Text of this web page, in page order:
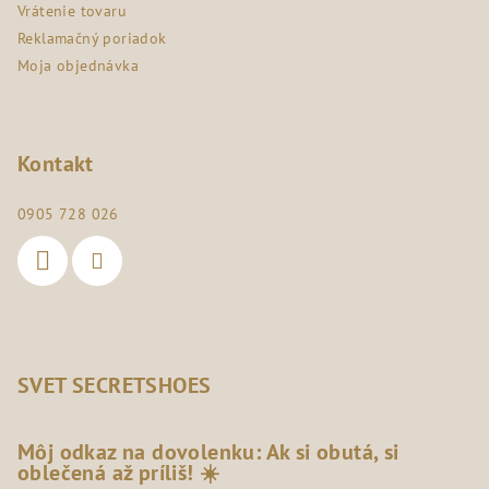
Vrátenie tovaru
Reklamačný poriadok
Moja objednávka
Kontakt
0905 728 026
SVET SECRETSHOES
Môj odkaz na dovolenku: Ak si obutá, si
oblečená až príliš! ☀️